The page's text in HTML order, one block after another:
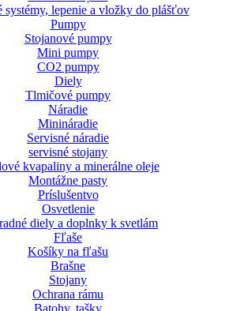
systémy, lepenie a vložky do plášťov
Pumpy
Stojanové pumpy
Mini pumpy
CO2 pumpy
Diely
Tlmičové pumpy
Náradie
Minináradie
Servisné náradie
servisné stojany
kvapaliny a minerálne oleje
Montážne pasty
Príslušentvo
Osvetlenie
diely a doplnky k svetlám
Fľaše
Košíky na fľašu
Brašne
Stojany
Ochrana rámu
Batohy, tašky